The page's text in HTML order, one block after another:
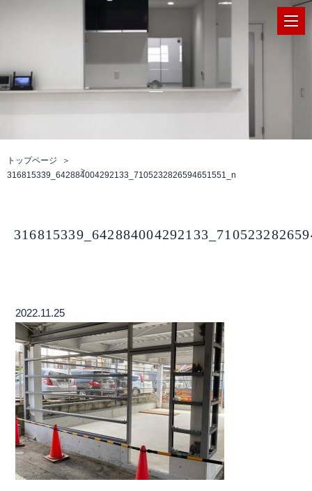
トップページ
316815339_642884004292133_7105232826594651551_n
2022.11.25